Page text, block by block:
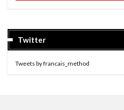
Twitter
Tweets by francais_method